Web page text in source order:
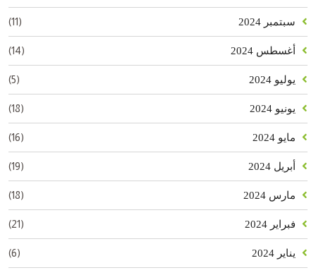
سبتمبر 2024 (11)
أغسطس 2024 (14)
يوليو 2024 (5)
يونيو 2024 (18)
مايو 2024 (16)
أبريل 2024 (19)
مارس 2024 (18)
فبراير 2024 (21)
يناير 2024 (6)